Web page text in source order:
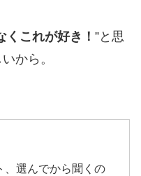
くこれが好き！ ”と思
から。
、選んでから聞くの